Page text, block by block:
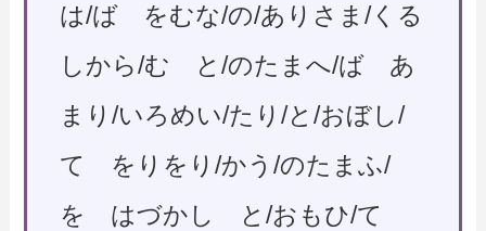
は/ば をむな/の/ありさま/くる
しから/む と/のたまへ/ば あ
まり/いろめい/たり/と/おぼし/
て をりをり/かう/のたまふ/
を はづかし と/おもひ/て